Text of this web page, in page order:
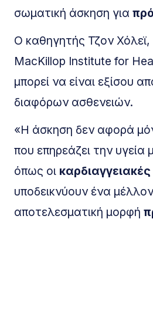
σωματική άσκηση για
Ο καθηγητής Τζον Χόλεϊ,
MacKillop Institute for
μπορεί να είναι εξίσου
διαφόρων ασθενειών.
«Η άσκηση δεν αφορά
που επηρεάζει την υγεία
όπως οι
υποδεικνύουν ένα
αποτελεσματική μορφή